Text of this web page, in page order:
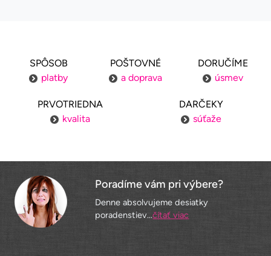
SPÔSOB
platby
POŠTOVNÉ
a doprava
DORUČÍME
úsmev
PRVOTRIEDNA
kvalita
DARČEKY
súťaže
Poradíme vám pri výbere?
Denne absolvujeme desiatky
poradenstiev...čítať viac